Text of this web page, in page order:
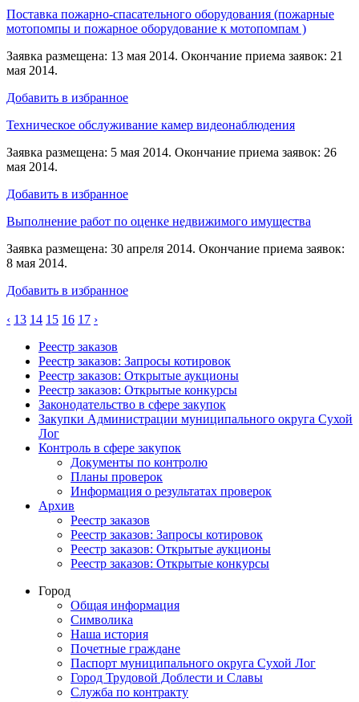
Поставка пожарно-спасательного оборудования (пожарные
мотопомпы и пожарное оборудование к мотопомпам )
Заявка размещена: 13 мая 2014. Окончание приема заявок: 21
мая 2014.
Добавить в избранное
Техническое обслуживание камер видеонаблюдения
Заявка размещена: 5 мая 2014. Окончание приема заявок: 26
мая 2014.
Добавить в избранное
Выполнение работ по оценке недвижимого имущества
Заявка размещена: 30 апреля 2014. Окончание приема заявок:
8 мая 2014.
Добавить в избранное
‹ 13 14 15 16 17 ›
Реестр заказов
Реестр заказов: Запросы котировок
Реестр заказов: Открытые аукционы
Реестр заказов: Открытые конкурсы
Законодательство в сфере закупок
Закупки Администрации муниципального округа Сухой
Лог
Контроль в сфере закупок
Документы по контролю
Планы проверок
Информация о результатах проверок
Архив
Реестр заказов
Реестр заказов: Запросы котировок
Реестр заказов: Открытые аукционы
Реестр заказов: Открытые конкурсы
Город
Общая информация
Символика
Наша история
Почетные граждане
Паспорт муниципального округа Сухой Лог
Город Трудовой Доблести и Славы
Служба по контракту